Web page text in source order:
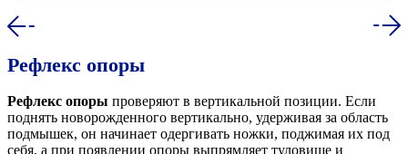
Рефлекс опоры
Рефлекс опоры проверяют в вертикальной позиции. Если
поднять новорожденного вертикально, удерживая за область
подмышек, он начинает одергивать ножки, поджимая их под
себя, а при появлении опоры выпрямляет туловище и